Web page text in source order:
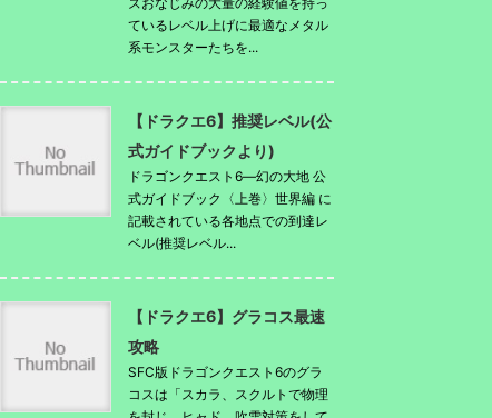
ているレベル上げに最適なメタル
系モンスターたちを...
【ドラクエ6】推奨レベル(公
式ガイドブックより)
ドラゴンクエスト6―幻の大地 公
式ガイドブック〈上巻〉世界編 に
記載されている各地点での到達レ
ベル(推奨レベル...
【ドラクエ6】グラコス最速
攻略
SFC版ドラゴンクエスト6のグラ
コスは「スカラ、スクルトで物理